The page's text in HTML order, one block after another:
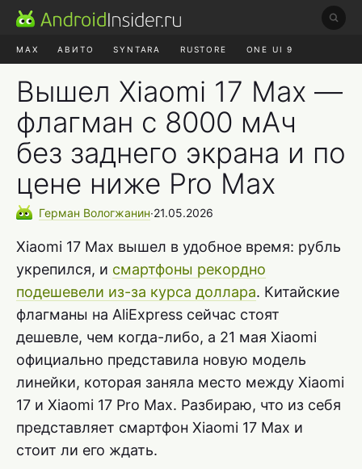
MAX АВИТО SYNTARA RUSTORE ONE UI 9
Вышел Xiaomi 17 Max —
флагман с 8000 мАч
без заднего экрана и по
цене ниже Pro Max
Герман Вологжанин∙21.05.2026
Xiaomi 17 Max вышел в удобное время: рубль
укрепился, и смартфоны рекордно
подешевели из-за курса доллара. Китайские
флагманы на AliExpress сейчас стоят
дешевле, чем когда-либо, а 21 мая Xiaomi
официально представила новую модель
линейки, которая заняла место между Xiaomi
17 и Xiaomi 17 Pro Max. Разбираю, что из себя
представляет смартфон Xiaomi 17 Max и
стоит ли его ждать.